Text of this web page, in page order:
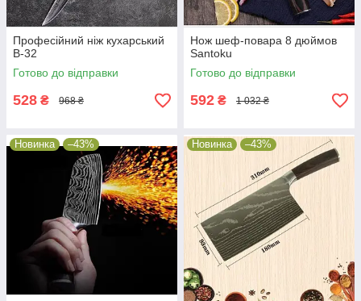
Професійний ніж кухарський
B-32
Готово до відправки
528 ₴ 968 ₴
Нож шеф-повара 8 дюймов
Santoku
Готово до відправки
592 ₴ 1 032 ₴
Новинка –43% Новинка –43%